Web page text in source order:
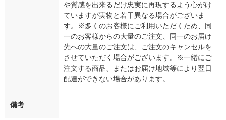
や質感を出来るだけ忠実に再現するよう心がけ
ていますが実物と若干異なる場合がございま
す。※多くのお客様にご利用いただくため、同
一のお客様からの大量のご注文、同一のお届け
先への大量のご注文は、ご注文のキャンセルを
させていただく場合がございます。※一緒にご
注文する商品、またはお届け地域等により翌日
配達ができない場合があります。
備考